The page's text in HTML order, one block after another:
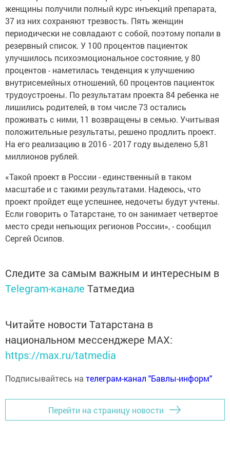
женщины получили полный курс инъекций препарата,
37 из них сохраняют трезвость. Пять женщин
периодически не совладают с собой, поэтому попали в
резервный список. У 100 процентов пациенток
улучшилось психоэмоциональное состояние, у 80
процентов - наметилась тенденция к улучшению
внутрисемейных отношений, 60 процентов пациенток
трудоустроены. По результатам проекта 84 ребенка не
лишились родителей, в том числе 73 остались
проживать с ними, 11 возвращены в семью. Учитывая
положительные результаты, решено продлить проект.
На его реализацию в 2016 - 2017 году выделено 5,81
миллионов рублей.
«Такой проект в России - единственный в таком
масштабе и с такими результатами. Надеюсь, что
проект пройдет еще успешнее, недочеты будут учтены.
Если говорить о Татарстане, то он занимает четвертое
место среди непьющих регионов России», - сообщил
Сергей Осипов.
Следите за самым важным и интересным в
Telegram-канале Татмедиа
Читайте новости Татарстана в
национальном мессенджере MАХ:
https://max.ru/tatmedia
Подписывайтесь на телеграм-канал "Бавлы-информ"
Перейти на страницу новости